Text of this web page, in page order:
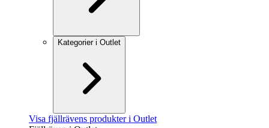
Kategorier i Outlet
Visa fjällrävens produkter i Outlet